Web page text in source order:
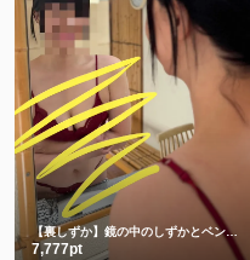
【裏しずか】鏡の中のしずかとベンチに座る生しずかどっちが好き？💕
7,777pt